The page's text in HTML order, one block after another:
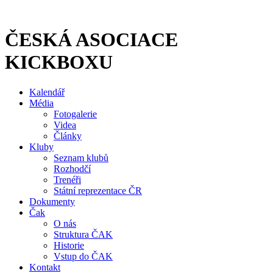
obsahu
ČESKÁ ASOCIACE
KICKBOXU
Kalendář
Média
Fotogalerie
Videa
Články
Kluby
Seznam klubů
Rozhodčí
Trenéři
Státní reprezentace ČR
Dokumenty
Čak
O nás
Struktura ČAK
Historie
Vstup do ČAK
Kontakt